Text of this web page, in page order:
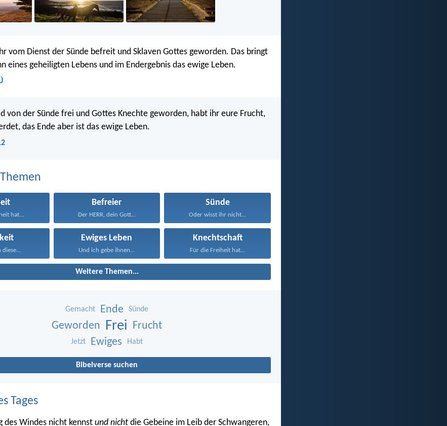
vom Dienst der Sünde befreit und Sklaven Gottes geworden. Das bringt
eines geheiligten Lebens und im Endergebnis das ewige Leben.
von der Sünde frei und Gottes Knechte geworden, habt ihr eure Frucht,
das Ende aber ist das ewige Leben.
hat...
Befreier
Der HERR, dein Gott...
Sünde
Oder wisst ihr nicht...
diese...
Ewiges Leben
Und ich gebe ihnen...
Knechtschaft
Für die Freiheit hat...
Weitere Themen...
Gemacht Ende Sünde
Geworden Frei Frucht
Jetzt Ewiges Habt
Bibelverse suchen
Tages
des Windes nicht kennst und nicht die Gebeine im Leib der Schwangeren,